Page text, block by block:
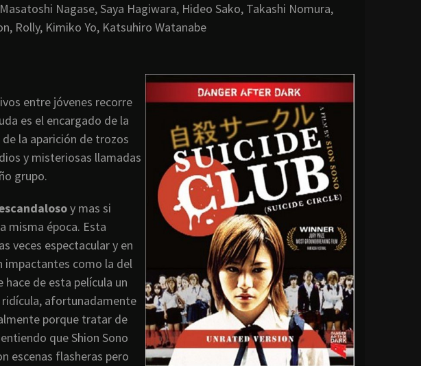
Nagase, Saya Hagiwara, Hideo Sako, Takashi Nomura,
Rolly, Kimiko Yo, Katsuhiro Watanabe
entre jóvenes recorre
es el encargado de la
la aparición de trozos
y misteriosas llamadas
grupo.
y mas si
misma época. Esta
veces espectacular y en
impactantes como la del
de esta película un
afortunadamente
porque tratar de
que Shion Sono
escenas flasheras pero